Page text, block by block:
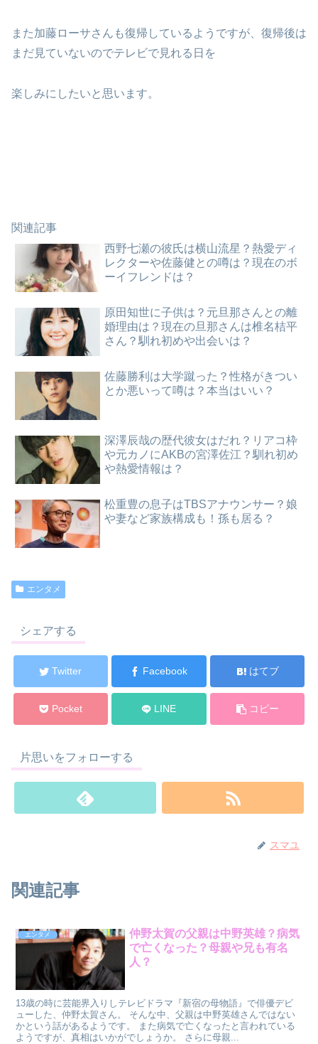
また加藤ローサさんも復帰しているようですが、復帰後は
まだ見ていないのでテレビで見れる日を
楽しみにしたいと思います。
関連記事
西野七瀬の彼氏は横山流星？熱愛ディ
レクターや佐藤健との噂は？現在のボ
ーイフレンドは？
原田知世に子供は？元旦那さんとの離
婚理由は？現在の旦那さんは椎名桔平
さん？馴れ初めや出会いは？
佐藤勝利は大学蹴った？性格がきつい
とか悪いって噂は？本当はいい？
深澤辰哉の歴代彼女はだれ？リアコ枠
や元カノにAKBの宮澤佐江？馴れ初め
や熱愛情報は？
松重豊の息子はTBSアナウンサー？娘
や妻など家族構成も！孫も居る？
エンタメ
シェアする
Twitter Facebook はてブ
Pocket LINE コピー
片思いをフォローする
スマユ
関連記事
エンタメ
仲野太賀の父親は中野英雄？病気
で亡くなった？母親や兄も有名
人？
13歳の時に芸能界入りしテレビドラマ『新宿の母物語』で俳優デビ
ューした、仲野太賀さん。 そんな中、父親は中野英雄さんではない
かという話があるようです。 また病気で亡くなったと言われている
ようですが、真相はいかがでしょうか。 さらに母親...